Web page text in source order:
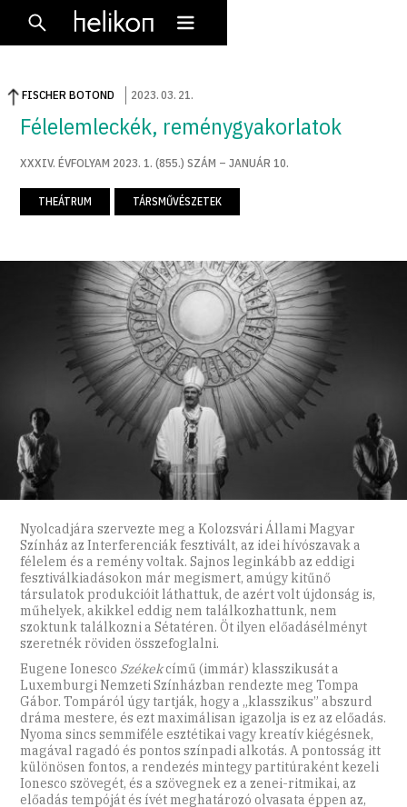
FISCHER BOTOND 2023.03. 21.
Félelemleckék, reménygyakorlatok
XXXIV. ÉVFOLYAM 2023. 1. (855.) SZÁM – JANUÁR 10.
THEÁTRUM TÁRSMŰVÉSZETEK
Nyolcadjára szervezte meg a Kolozsvári Állami Magyar
Színház az Interferenciák fesztivált, az idei hívószavak a
félelem és a remény voltak. Sajnos leginkább az eddigi
fesztiválkiadásokon már megismert, amúgy kitűnő
társulatok produkcióit láthattuk, de azért volt újdonság is,
műhelyek, akikkel eddig nem találkozhattunk, nem
szoktunk találkozni a Sétatéren. Öt ilyen előadásélményt
szeretnék röviden összefoglalni.
Eugene Ionesco Székekcímű (immár) klasszikusát a
Luxemburgi Nemzeti Színházban rendezte meg Tompa
Gábor. Tompáról úgy tartják, hogy a „klasszikus” abszurd
dráma mestere, és ezt maximálisan igazolja is ez az előadás.
Nyoma sincs semmiféle esztétikai vagy kreatív kiégésnek,
magával ragadó és pontos színpadi alkotás. A pontosság itt
különösen fontos, a rendezés mintegy partitúraként kezeli
Ionesco szövegét, és a szövegnek ez a zenei-ritmikai, az
előadás tempóját és ívét meghatározó olvasata éppen az,